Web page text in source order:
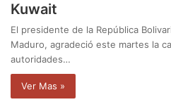
Kuwait
El presidente de la República
Maduro, agradeció este martes la
autoridades…
Ver Mas »